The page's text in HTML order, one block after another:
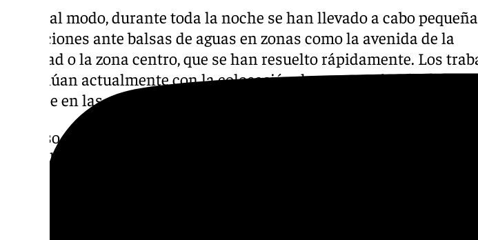
De igual modo, durante toda la noche se han llevado a cabo
actuaciones ante balsas de aguas en zonas como la avenida de la
Libertad o la zona centro, que se han resuelto rápidamente. Los
continúan actualmente con la colocación de arquetas levantadas
drenaje en las zonas con más acumulación de agua.
El aviso amarillo se mantiene por lluvias en la Costa del Sol hasta las
09.00 horas del martes, mientras que permanecerá también amarilla